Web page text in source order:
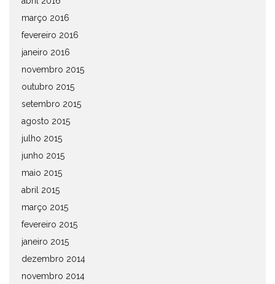
março 2016
fevereiro 2016
janeiro 2016
novembro 2015
outubro 2015
setembro 2015
agosto 2015
julho 2015
junho 2015
maio 2015
abril 2015
março 2015
fevereiro 2015
janeiro 2015
dezembro 2014
novembro 2014